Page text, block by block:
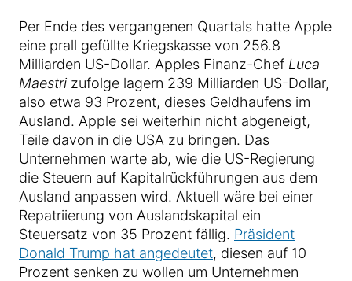
Per Ende des vergangenen Quartals hatte Apple
eine prall gefüllte Kriegskasse von 256.8
Milliarden US-Dollar. Apples Finanz-Chef Luca
Maestri zufolge lagern 239 Milliarden US-Dollar,
also etwa 93 Prozent, dieses Geldhaufens im
Ausland. Apple sei weiterhin nicht abgeneigt,
Teile davon in die USA zu bringen. Das
Unternehmen warte ab, wie die US-Regierung
die Steuern auf Kapitalrückführungen aus dem
Ausland anpassen wird. Aktuell wäre bei einer
Repatriierung von Auslandskapital ein
Steuersatz von 35 Prozent fällig. Präsident
Donald Trump hat angedeutet, diesen auf 10
Prozent senken zu wollen um Unternehmen